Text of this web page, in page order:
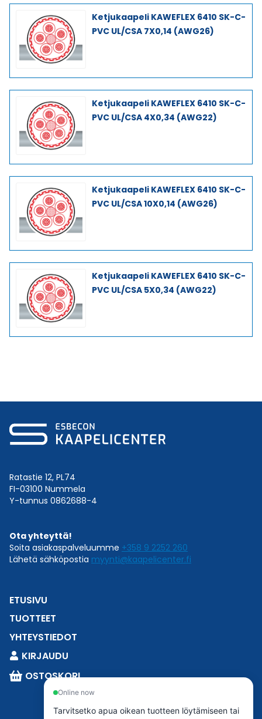
Ketjukaapeli KAWEFLEX 6410 SK-C-
PVC UL/CSA 7X0,14 (AWG26)
Ketjukaapeli KAWEFLEX 6410 SK-C-
PVC UL/CSA 4X0,34 (AWG22)
Ketjukaapeli KAWEFLEX 6410 SK-C-
PVC UL/CSA 10X0,14 (AWG26)
Ketjukaapeli KAWEFLEX 6410 SK-C-
PVC UL/CSA 5X0,34 (AWG22)
Ratastie 12, PL74
FI-03100 Nummela
Y-tunnus 0862688-4
Ota yhteyttä!
Soita asiakaspalveluumme +358 9 2252 260
Lähetä sähköpostia myynti@kaapelicenter.fi
ETUSIVU
TUOTTEET
YHTEYSTIEDOT
KIRJAUDU
OSTOSKORI
Online now
Tarvitsetko apua oikean tuotteen löytämiseen tai